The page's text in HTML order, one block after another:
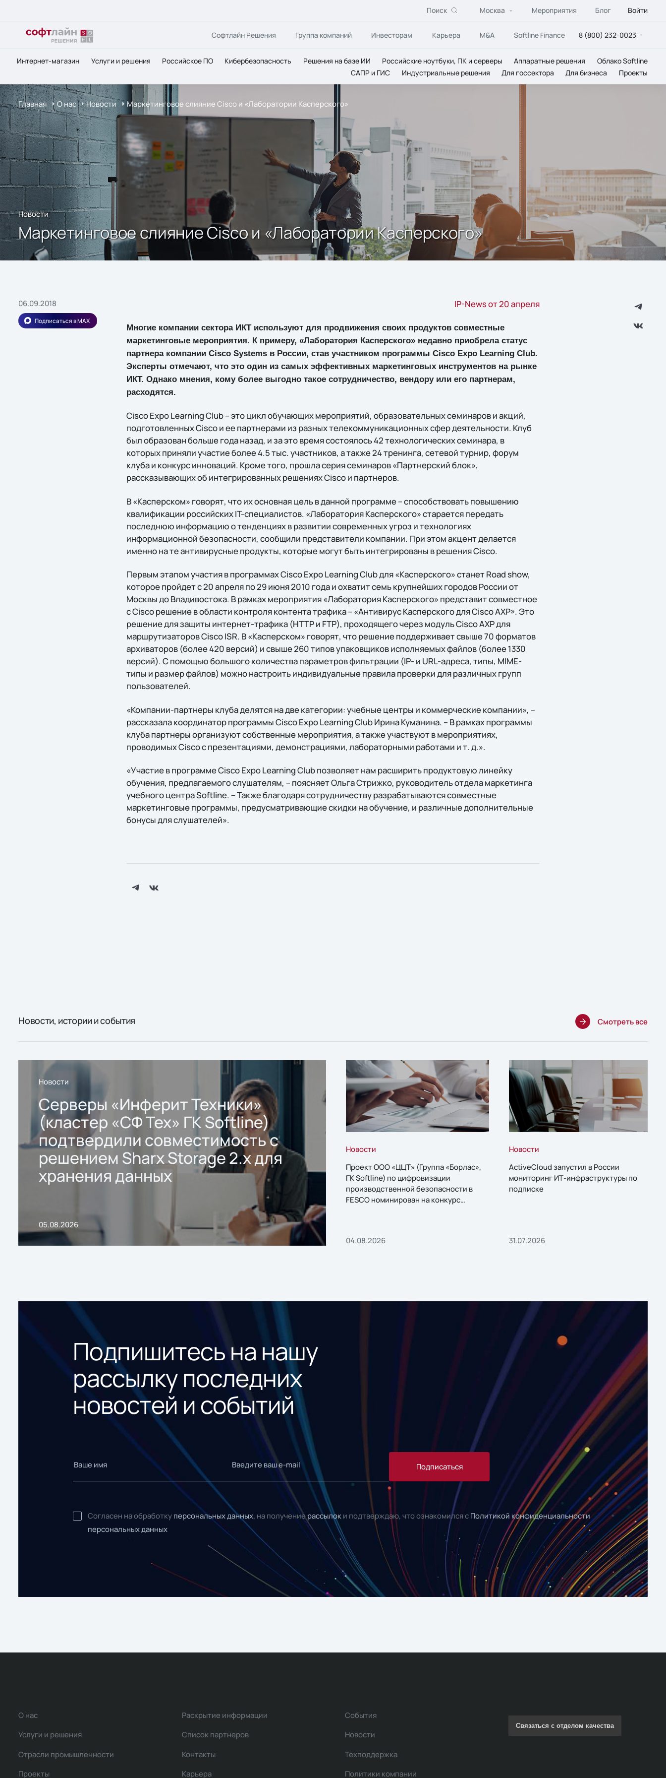
Поиск Москва Мероприятия Блог Войти
Софтлайн Решения Группа компаний Инвесторам Карьера M&A Softline Finance 8 (800) 232-0023
Интернет-магазин Услуги и решения Российское ПО Кибербезопасность Решения на базе ИИ Российские ноутбуки, ПК и серверы Аппаратные решения
Облако Softline
САПР и ГИС
Индустриальные решения Для госсектора Для бизнеса Проекты
Главная О нас Новости Маркетинговое слияние Cisco и «Лаборатории Касперского»
Новости
Маркетинговое слияние Cisco и «Лаборатории Касперского»
06.09.2018
Подписаться в MAX
IP-News от 20 апреля
Многие компании сектора ИКТ используют для продвижения своих продуктов совместные
маркетинговые мероприятия. К примеру, «Лаборатория Касперского» недавно приобрела статус
партнера компании Cisco Systems в России, став участником программы Cisco Expo Learning Club.
Эксперты отмечают, что это один из самых эффективных маркетинговых инструментов на рынке
ИКТ. Однако мнения, кому более выгодно такое сотрудничество, вендору или его партнерам,
расходятся.
Cisco Expo Learning Club – это цикл обучающих мероприятий, образовательных семинаров и акций,
подготовленных Cisco и ее партнерами из разных телекоммуникационных сфер деятельности. Клуб
был образован больше года назад, и за это время состоялось 42 технологических семинара, в
которых приняли участие более 4.5 тыс. участников, а также 24 тренинга, сетевой турнир, форум
клуба и конкурс инноваций. Кроме того, прошла серия семинаров «Партнерский блок»,
рассказывающих об интегрированных решениях Cisco и партнеров.
В «Касперском» говорят, что их основная цель в данной программе – способствовать повышению
квалификации российских IT-специалистов. «Лаборатория Касперского» старается передать
последнюю информацию о тенденциях в развитии современных угроз и технологиях
информационной безопасности, сообщили представители компании. При этом акцент делается
именно на те антивирусные продукты, которые могут быть интегрированы в решения Cisco.
Первым этапом участия в программах Cisco Eхpo Learning Club для «Касперского» станет Road show,
которое пройдет с 20 апреля по 29 июня 2010 года и охватит семь крупнейших городов России от
Москвы до Владивостока. В рамках мероприятия «Лаборатория Касперского» представит совместное
с Cisco решение в области контроля контента трафика – «Антивирус Касперского для Cisco AXP». Это
решение для защиты интернет-трафика (HTTP и FTP), проходящего через модуль Cisco AXP для
маршрутизаторов Cisco ISR. В «Касперском» говорят, что решение поддерживает свыше 70 форматов
архиваторов (более 420 версий) и свыше 260 типов упаковщиков исполняемых файлов (более 1330
версий). С помощью большого количества параметров фильтрации (IP- и URL-адреса, типы, MIME-
типы и размер файлов) можно настроить индивидуальные правила проверки для различных групп
пользователей.
«Компании-партнеры клуба делятся на две категории: учебные центры и коммерческие компании», –
рассказала координатор программы Cisco Expo Learning Club Ирина Куманина. – В рамках программы
клуба партнеры организуют собственные мероприятия, а также участвуют в мероприятиях,
проводимых Cisco с презентациями, демонстрациями, лабораторными работами и т. д.».
«Участие в программе Cisco Expo Learning Club позволяет нам расширить продуктовую линейку
обучения, предлагаемого слушателям, – поясняет Ольга Стрижко, руководитель отдела маркетинга
учебного центра Softline. – Также благодаря сотрудничеству разрабатываются совместные
маркетинговые программы, предусматривающие скидки на обучение, и различные дополнительные
бонусы для слушателей».
Новости, истории и события Смотреть все
Новости
Серверы «Инферит Техники»
(кластер «СФ Тех» ГК Softline)
подтвердили совместимость с
решением Sharx Storage 2.x для
хранения данных
05.08.2026
Новости
Проект ООО «ЦЦТ» (Группа «Борлас»,
ГК Softline) по цифровизации
производственной безопасности в
FESCO номинирован на конкурс
04.08.2026
Новости
ActiveCloud запустил в России
мониторинг ИТ-инфраструктуры по
подписке
31.07.2026
Подпишитесь на нашу
рассылку последних
новостей и событий
Подписаться
Согласен на обработку персональных данных, на получениерассылок и подтверждаю, что ознакомился с Политикой конфиденциальности
персональных данных
О нас
Услуги и решения
Отрасли промышленности
Проекты
Раскрытие информации
Список партнеров
Контакты
Карьера
События
Новости
Техподдержка
Политики компании
Связаться с отделом качества